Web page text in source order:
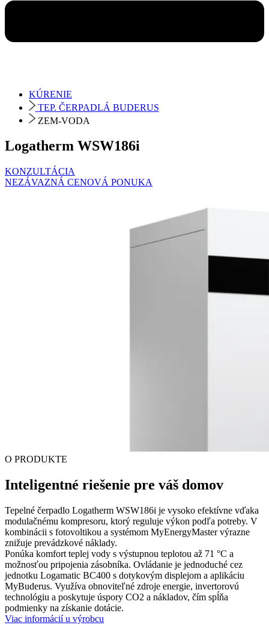
KÚRENIE
TEP. ČERPADLÁ BUDERUS
ZEM-VODA
Logatherm WSW186i
KONZULTÁCIA
NEZÁVAZNÁ CENOVÁ PONUKA
O PRODUKTE
Inteligentné riešenie pre váš domov
Tepelné čerpadlo Logatherm WSW186i je vysoko efektívne vďaka
modulačnému kompresoru, ktorý reguluje výkon podľa potreby. V
kombinácii s fotovoltikou a systémom MyEnergyMaster výrazne
znižuje prevádzkové náklady.
Ponúka komfort teplej vody s výstupnou teplotou až 71 °C a
možnosťou pripojenia zásobníka. Ovládanie je jednoduché cez
jednotku Logamatic BC400 s dotykovým displejom a aplikáciu
MyBuderus. Využíva obnoviteľné zdroje energie, invertorovú
technológiu a poskytuje úspory CO2 a nákladov, čím spĺňa
podmienky na získanie dotácie.
Viac informácií u výrobcu